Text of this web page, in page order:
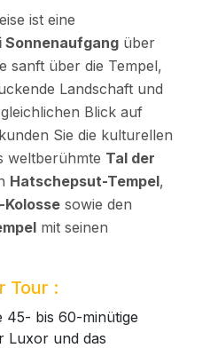
ist eine
über
sanft über die Tempel,
Landschaft und
Blick auf
Sie die kulturellen
weltberühmte Tal der
Hatschepsut-Tempel,
Kolosse sowie den
mit seinen
Tour :
45- bis 60-minütige
Luxor und das